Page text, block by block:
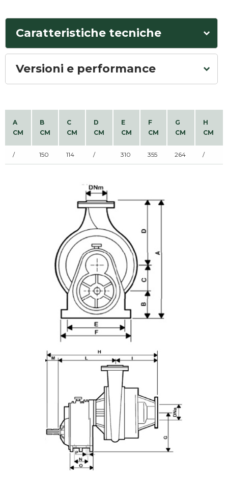
Caratteristiche tecniche
Versioni e performance
A
CM
B
CM
C
CM
D
CM
E
CM
F
CM
G
CM
H
CM
/ 150 114 / 310 355 264 /